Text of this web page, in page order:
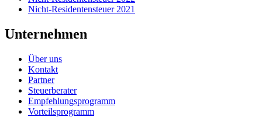
Nicht-Residentensteuer 2021
Unternehmen
Über uns
Kontakt
Partner
Steuerberater
Empfehlungsprogramm
Vorteilsprogramm